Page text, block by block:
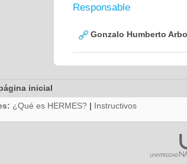
Responsable
Gonzalo Humberto
inicial
¿Qué es HERMES? | Instructivos